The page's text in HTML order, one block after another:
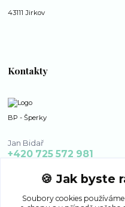
43111 Jirkov
Kontakty
BP - Šperky
Jan Bidař
+420 725 572 981
bp-
🍪 Jak byste
Soubory cookies